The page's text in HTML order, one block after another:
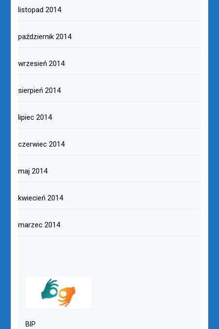
listopad 2014
październik 2014
wrzesień 2014
sierpień 2014
lipiec 2014
czerwiec 2014
maj 2014
kwiecień 2014
marzec 2014
BIP